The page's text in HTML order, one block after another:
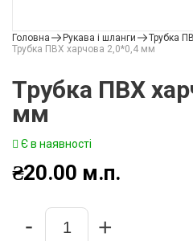
Головна Рукава і шланги
Трубка
Трубка ПВХ харчова 2,0*0,4 мм
Трубка ПВХ
мм
Є в наявності
₴20.00 м.п.
Quantity
- +